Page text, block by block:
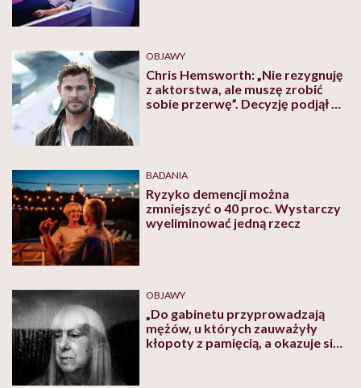
OBJAWY
Chris Hemsworth: „Nie rezygnuję
z aktorstwa, ale muszę zrobić
sobie przerwę”. Decyzję podjął po
BADANIA
Ryzyko demencji można
zmniejszyć o 40 proc. Wystarczy
wyeliminować jedną rzecz
OBJAWY
„Do gabinetu przyprowadzają
mężów, u których zauważyły
kłopoty z pamięcią, a okazuje się,